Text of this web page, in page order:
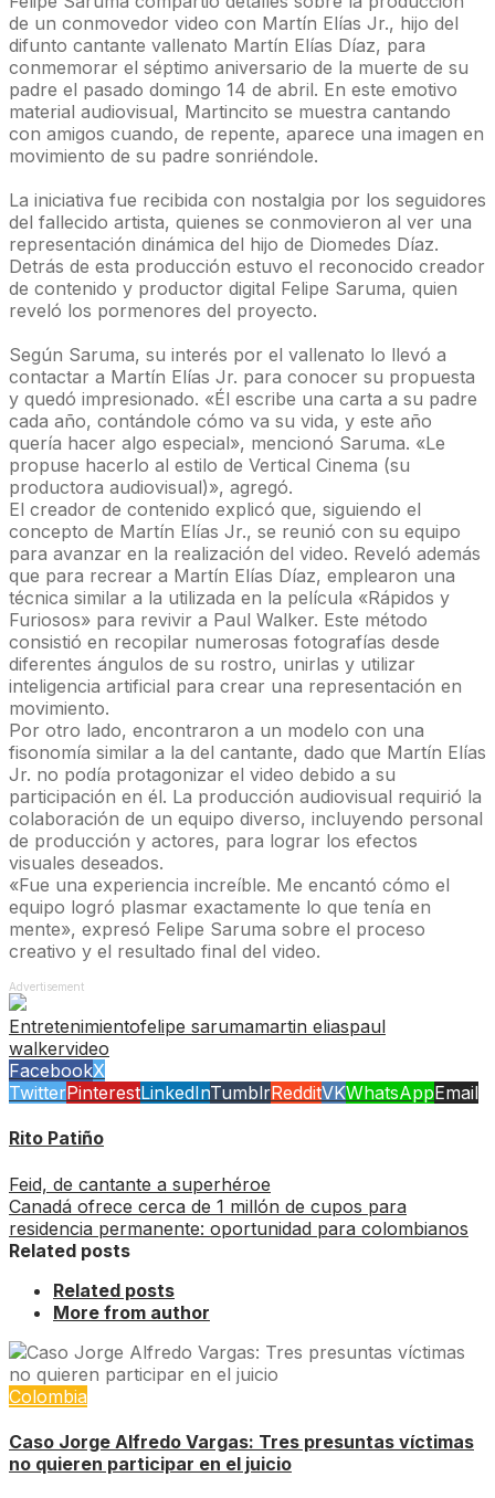
de un conmovedor video con Martín Elías Jr., hijo del
difunto cantante vallenato Martín Elías Díaz, para
conmemorar el séptimo aniversario de la muerte de su
padre el pasado domingo 14 de abril. En este emotivo
material audiovisual, Martincito se muestra cantando
con amigos cuando, de repente, aparece una imagen en
movimiento de su padre sonriéndole.
La iniciativa fue recibida con nostalgia por los seguidores
del fallecido artista, quienes se conmovieron al ver una
representación dinámica del hijo de Diomedes Díaz.
Detrás de esta producción estuvo el reconocido creador
de contenido y productor digital Felipe Saruma, quien
reveló los pormenores del proyecto.
Según Saruma, su interés por el vallenato lo llevó a
contactar a Martín Elías Jr. para conocer su propuesta
y quedó impresionado. «Él escribe una carta a su padre
cada año, contándole cómo va su vida, y este año
quería hacer algo especial», mencionó Saruma. «Le
propuse hacerlo al estilo de Vertical Cinema (su
productora audiovisual)», agregó.
El creador de contenido explicó que, siguiendo el
concepto de Martín Elías Jr., se reunió con su equipo
para avanzar en la realización del video. Reveló además
que para recrear a Martín Elías Díaz, emplearon una
técnica similar a la utilizada en la película «Rápidos y
Furiosos» para revivir a Paul Walker. Este método
consistió en recopilar numerosas fotografías desde
diferentes ángulos de su rostro, unirlas y utilizar
inteligencia artificial para crear una representación en
movimiento.
Por otro lado, encontraron a un modelo con una
fisonomía similar a la del cantante, dado que Martín Elías
Jr. no podía protagonizar el video debido a su
participación en él. La producción audiovisual requirió la
colaboración de un equipo diverso, incluyendo personal
de producción y actores, para lograr los efectos
visuales deseados.
«Fue una experiencia increíble. Me encantó cómo el
equipo logró plasmar exactamente lo que tenía en
mente», expresó Felipe Saruma sobre el proceso
creativo y el resultado final del video.
Advertisement
Entretenimientofelipe sarumamartin eliaspaul
walkervideo
FacebookX
TwitterPinterestLinkedInTumblrRedditVKWhatsAppEmail
Rito Patiño
Feid, de cantante a superhéroe
Canadá ofrece cerca de 1 millón de cupos para
residencia permanente: oportunidad para colombianos
Related posts
Related posts
More from author
Colombia
Caso Jorge Alfredo Vargas: Tres presuntas víctimas
no quieren participar en el juicio